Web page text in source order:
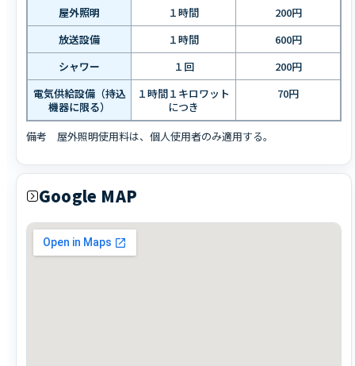
屋外照明 １時間
200円
放送設備
１時間
600円
シャワー
１回
200円
電気供給設備（持込
機器に限る）
１時間１キロワット
につき
70円
備考 屋外照明使用料は、個人使用者のみ適用する。
Google MAP